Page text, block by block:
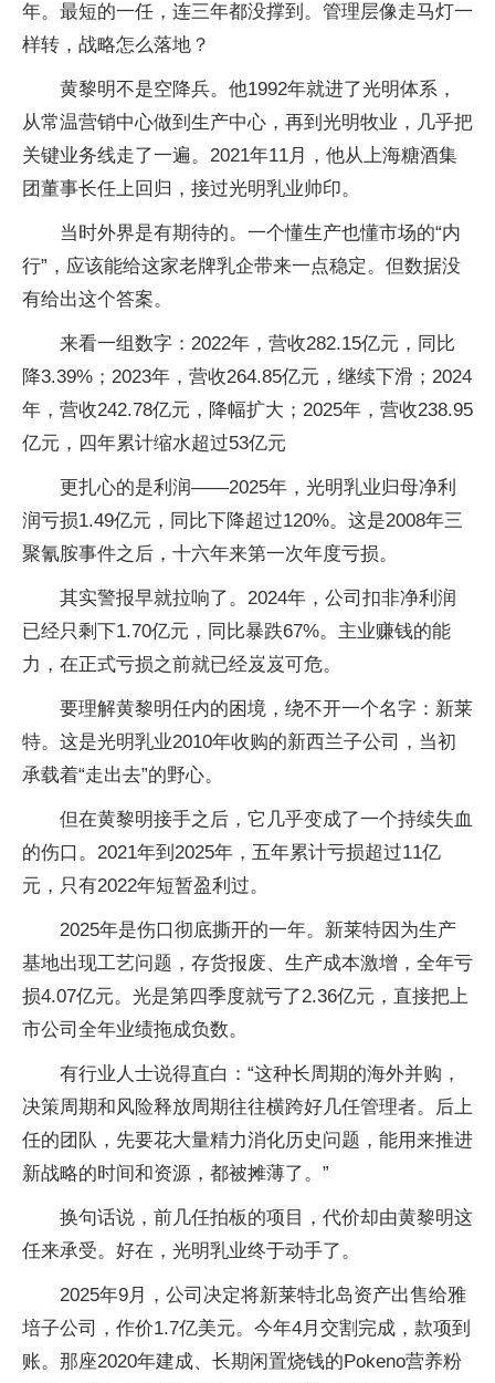
年。最短的一任，连三年都没撑到。管理层像走马灯一
样转，战略怎么落地？
黄黎明不是空降兵。他1992年就进了光明体系，
从常温营销中心做到生产中心，再到光明牧业，几乎把
关键业务线走了一遍。2021年11月，他从上海糖酒集
团董事长任上回归，接过光明乳业帅印。
当时外界是有期待的。一个懂生产也懂市场的“内
行”，应该能给这家老牌乳企带来一点稳定。但数据没
有给出这个答案。
来看一组数字：2022年，营收282.15亿元，同比
降3.39%；2023年，营收264.85亿元，继续下滑；2024
年，营收242.78亿元，降幅扩大；2025年，营收238.95
亿元，四年累计缩水超过53亿元
更扎心的是利润——2025年，光明乳业归母净利
润亏损1.49亿元，同比下降超过120%。这是2008年三
聚氰胺事件之后，十六年来第一次年度亏损。
其实警报早就拉响了。2024年，公司扣非净利润
已经只剩下1.70亿元，同比暴跌67%。主业赚钱的能
力，在正式亏损之前就已经岌岌可危。
要理解黄黎明任内的困境，绕不开一个名字：新莱
特。这是光明乳业2010年收购的新西兰子公司，当初
承载着“走出去”的野心。
但在黄黎明接手之后，它几乎变成了一个持续失血
的伤口。2021年到2025年，五年累计亏损超过11亿
元，只有2022年短暂盈利过。
2025年是伤口彻底撕开的一年。新莱特因为生产
基地出现工艺问题，存货报废、生产成本激增，全年亏
损4.07亿元。光是第四季度就亏了2.36亿元，直接把上
市公司全年业绩拖成负数。
有行业人士说得直白：“这种长周期的海外并购，
决策周期和风险释放周期往往横跨好几任管理者。后上
任的团队，先要花大量精力消化历史问题，能用来推进
新战略的时间和资源，都被摊薄了。”
换句话说，前几任拍板的项目，代价却由黄黎明这
任来承受。好在，光明乳业终于动手了。
2025年9月，公司决定将新莱特北岛资产出售给雅
培子公司，作价1.7亿美元。今年4月交割完成，款项到
账。那座2020年建成、长期闲置烧钱的Pokeno营养粉